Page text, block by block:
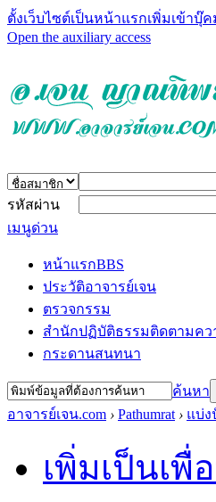
ตั้งเว็บไซต์เป็นหน้าแรกเพิ่มเข้าบุ๊
Open the auxiliary access
รหัสผ่าน
เมนูด่วน
หน้าแรกBBS
ประวัติอาจารย์เจน
ตรวจกรรม
สำนักปฏิบัติธรรมติดตามค
กระดานสนทนา
ค้นหา
อาจารย์เจน.com › Pathumrat › แบ่ง
เพิ่มเป็นเพื่